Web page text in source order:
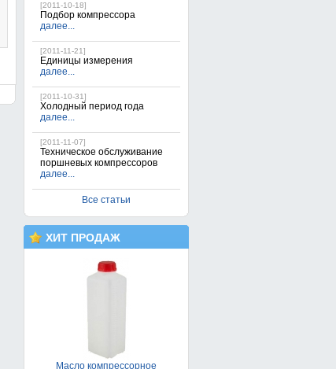
[2011-10-18]
Подбор компрессора
далее...
[2011-11-21]
Единицы измерения
далее...
[2011-10-31]
Холодный период года
далее...
[2011-11-07]
Техническое обслуживание
поршневых компрессоров
далее...
Все статьи
ХИТ ПРОДАЖ
Поршневой компрессор FIAC
AB 100/360-TС
32 900грн.
Масло компрессорное